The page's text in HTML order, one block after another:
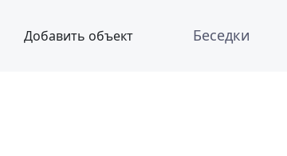
Добавить объект Беседки
в клубе